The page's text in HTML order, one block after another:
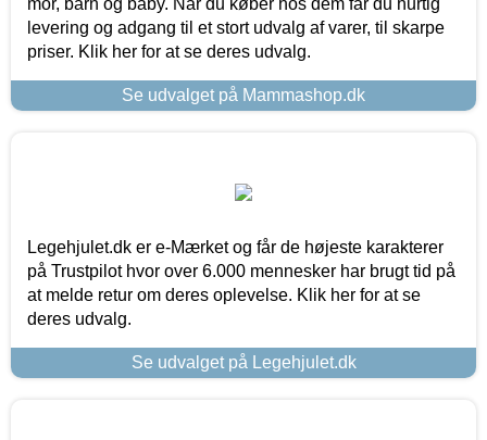
levering og adgang til et stort udvalg af varer, til skarpe
priser. Klik her for at se deres udvalg.
Se udvalget på Mammashop.dk
Legehjulet.dk er e-Mærket og får de højeste karakterer
på Trustpilot hvor over 6.000 mennesker har brugt tid på
at melde retur om deres oplevelse. Klik her for at se
deres udvalg.
Se udvalget på Legehjulet.dk